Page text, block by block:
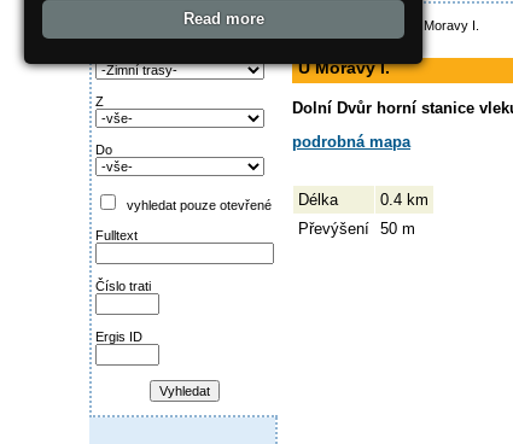
Najděte si:
Z
Do
vyhledat pouze otevřené
Fulltext
Číslo trati
Ergis ID
> U Moravy I.
U Moravy I.
Dolní Dvůr horní stanice
podrobná mapa
Délka
0.4 km
Převýšení 50 m
Read more